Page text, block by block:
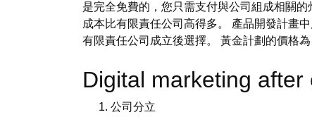
是完全免費的，您只需支付與公司組成相關的
成本比有限責任公司高得多。 產品開發計畫
有限責任公司成立後選擇。 黃金計劃的價格
Digital marketing
公司分立